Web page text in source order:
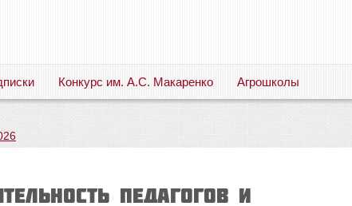
Конкурс им. А.С. Макаренко Агрошколы
педагогов и